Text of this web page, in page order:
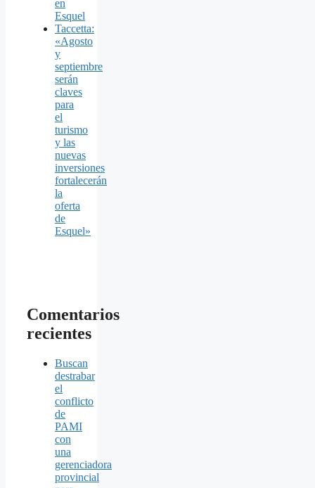
en
Esquel
Taccetta:
«Agosto
y
septiembre
serán
claves
para
el
turismo
y las
nuevas
inversiones
fortalecerán
la
oferta
de
Esquel»
Comentarios
recientes
Buscan
destrabar
el
conflicto
de
PAMI
con
una
gerenciadora
provincial